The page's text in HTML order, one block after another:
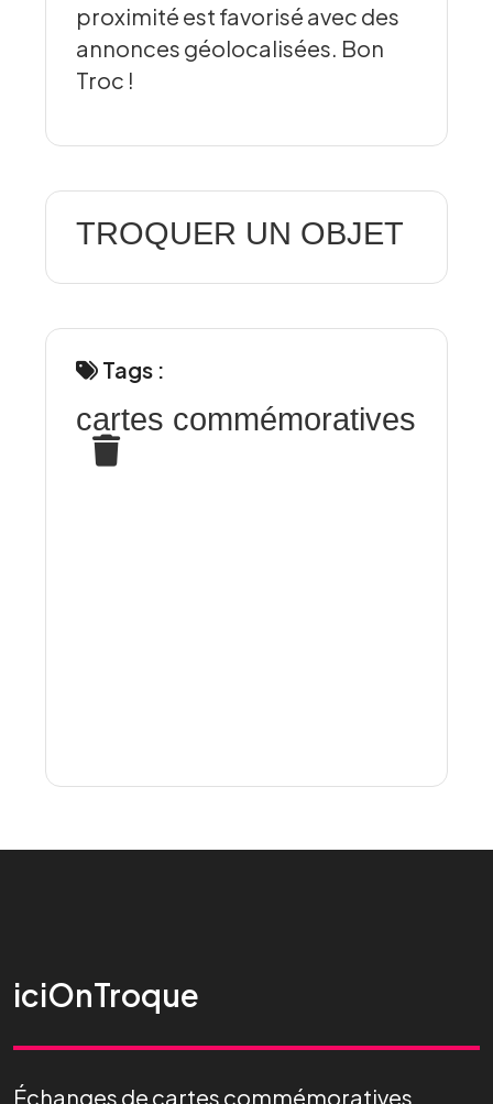
proximité est favorisé avec des
annonces géolocalisées. Bon
Troc !
TROQUER UN OBJET
Tags :
cartes commémoratives
iciOnTroque
Échanges de cartes commémoratives